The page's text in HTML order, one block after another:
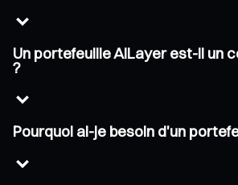
Un portefeuille AILayer est-il un
?
Pourquoi ai-je besoin d'un